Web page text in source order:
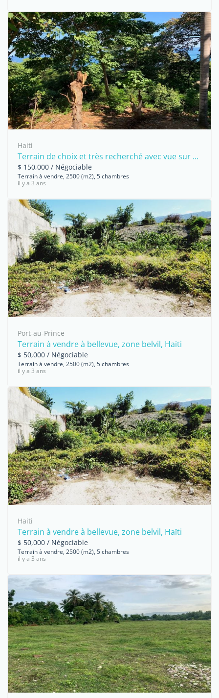
Haiti
Terrain de choix et très recherché avec vue sur ...
$ 150,000 / Négociable
Terrain à vendre, 2500 (m2), 5 chambres
il y a 3 ans
Port-au-Prince
Terrain à vendre à bellevue, zone belvil, Haïti
$ 50,000 / Négociable
Terrain à vendre, 2500 (m2), 5 chambres
il y a 3 ans
Haiti
Terrain à vendre à bellevue, zone belvil, Haïti
$ 50,000 / Négociable
Terrain à vendre, 2500 (m2), 5 chambres
il y a 3 ans